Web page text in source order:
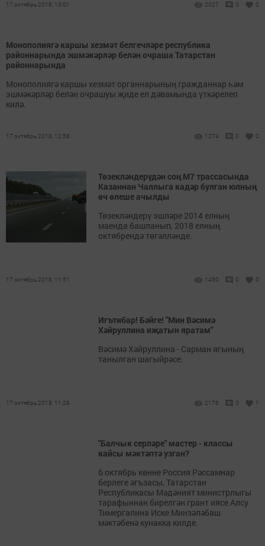
17 октябрь 2018, 13:01 2027 0 0
Монополиягә каршы хезмәт белгечләре республика
районнарында эшмәкәрләр белән очраша Татарстан
районнарында
Монополиягә каршы хезмәт органнарының гражданнар һәм
эшмәкәрләр белән очрашуы җиде ел дәвамында үткәрелеп
килә.
17 октябрь 2018, 12:58 1274 0 0
Төзекләндерүдән соң М7 трассасында
Казаннан Чаллыга кадәр булган юлның
өч өлеше ачылды
Төзекләндерү эшләре 2014 елның
маенда башланып, 2018 елның
октябрендә төгәлләнде.
17 октябрь 2018, 11:51 1450 0 0
Игътибар! Бәйге! "Мин Вәсимә
Хәйруллина иҗатын яратам"
Вәсимә Хәйруллина - Сарман ягының
танылган шагыйрәсе.
17 октябрь 2018, 11:29 2176 0 1
"Балчык серләре" мастер - классы
кайсы мәктәптә узган?
6 октябрь көнне Россия Рәссамнар
берлеге әгъзасы, Татарстан
Республикасы Мәдәният министрлыгы
тарафыннан бирелгән грант иясе Алсу
Тимергалина Иске Минзәләбаш
мәктәбенә кунакка килде.